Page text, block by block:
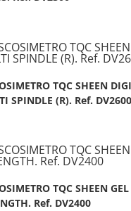
TQC SHEEN
SPINDLE (R). Ref. DV2600
TQC SHEEN GEL
Ref. DV2400